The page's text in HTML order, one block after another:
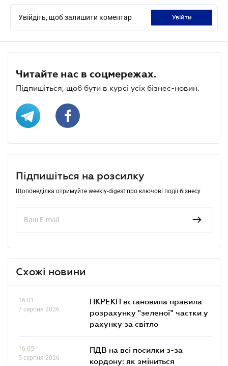
Увійдіть, щоб залишити коментар увійти
Читайте нас в соцмережах.
Підпишіться, щоб бути в курсі усіх бізнес-новин.
Підпишіться на розсилку
Щопонеділка отримуйте weekly-digest про ключові події бізнесу
Схожі новини
16.01
7 серпня 2026
НКРЕКП встановила правила
розрахунку "зеленої" частки у
рахунку за світло
16.05
5 серпня 2026
ПДВ на всі посилки з-за
кордону: як зміниться